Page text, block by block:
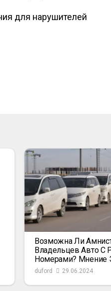
для нарушителей
Возможна Ли
Владельцев Авто С
Номерами? Мнение
duford 29.06.2024